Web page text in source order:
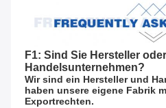
F1: Sind Sie Hersteller oder
Handelsunternehmen?
Wir sind ein Hersteller und
haben unsere eigene Fabrik
Exportrechten.